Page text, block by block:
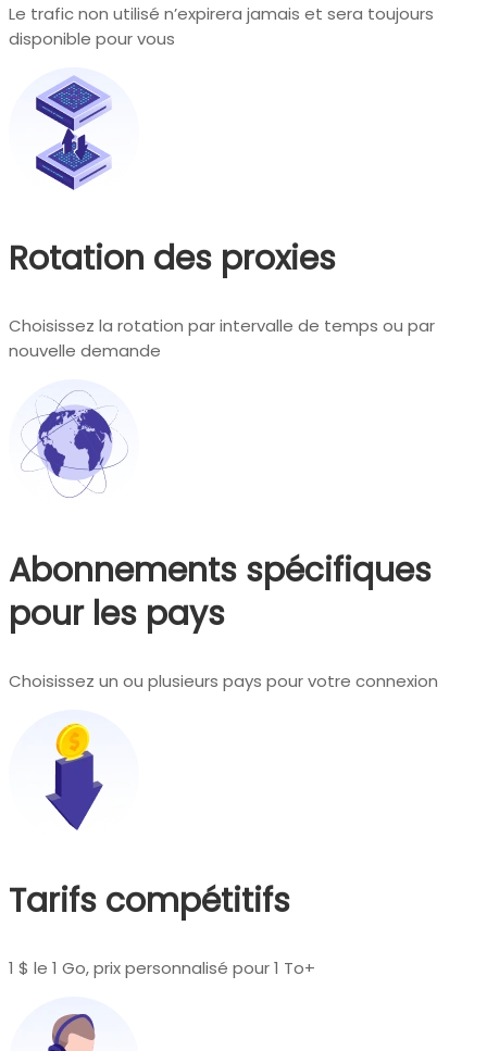
Le trafic non utilisé n’expirera jamais et sera toujours
disponible pour vous
Rotation des proxies
Choisissez la rotation par intervalle de temps ou par
nouvelle demande
Abonnements spécifiques
pour les pays
Choisissez un ou plusieurs pays pour votre connexion
Tarifs compétitifs
1 $ le 1 Go, prix personnalisé pour 1 To+